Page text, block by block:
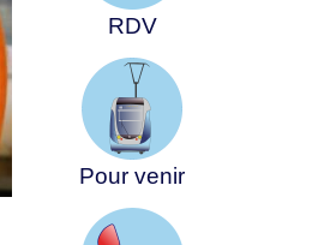
RDV
Pour venir